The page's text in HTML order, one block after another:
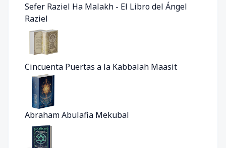
Sefer Raziel Ha Malakh - El Libro del Ángel
Raziel
Cincuenta Puertas a la Kabbalah Maasit
Abraham Abulafia Mekubal